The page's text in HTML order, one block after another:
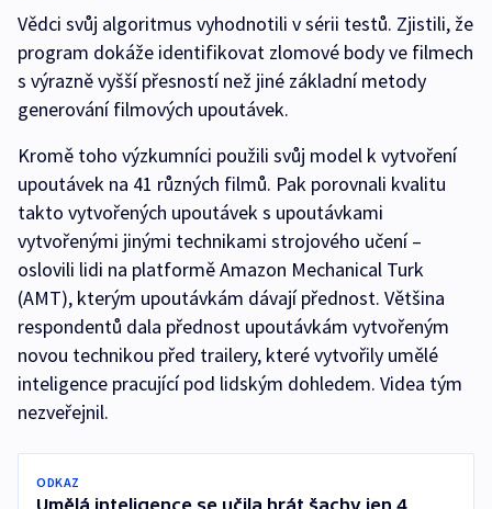
Vědci svůj algoritmus vyhodnotili v sérii testů. Zjistili, že
program dokáže identifikovat zlomové body ve filmech
s výrazně vyšší přesností než jiné základní metody
generování filmových upoutávek.
Kromě toho výzkumníci použili svůj model k vytvoření
upoutávek na 41 různých filmů. Pak porovnali kvalitu
takto vytvořených upoutávek s upoutávkami
vytvořenými jinými technikami strojového učení –⁠
oslovili lidi na platformě Amazon Mechanical Turk
(AMT), kterým upoutávkám dávají přednost. Většina
respondentů dala přednost upoutávkám vytvořeným
novou technikou před trailery, které vytvořily umělé
inteligence pracující pod lidským dohledem. Videa tým
nezveřejnil.
ODKAZ
Umělá inteligence se učila hrát šachy jen 4